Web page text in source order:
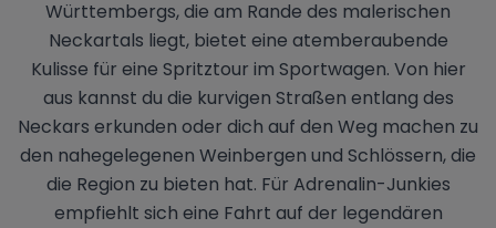
Württembergs, die am Rande des malerischen
Neckartals liegt, bietet eine atemberaubende
Kulisse für eine Spritztour im Sportwagen. Von hier
aus kannst du die kurvigen Straßen entlang des
Neckars erkunden oder dich auf den Weg machen zu
den nahegelegenen Weinbergen und Schlössern, die
die Region zu bieten hat. Für Adrenalin-Junkies
empfiehlt sich eine Fahrt auf der legendären